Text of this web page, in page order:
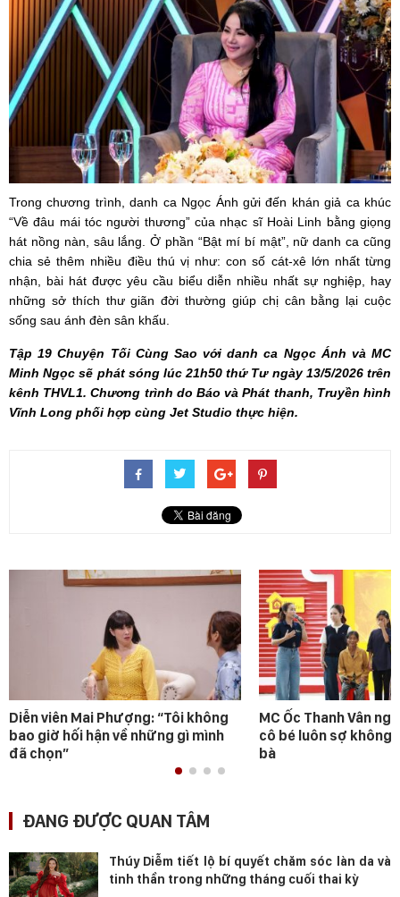
Trong chương trình, danh ca Ngọc Ánh gửi đến khán giả ca khúc
“Về đâu mái tóc người thương” của nhạc sĩ Hoài Linh bằng giọng
hát nồng nàn, sâu lắng. Ở phần “Bật mí bí mật”, nữ danh ca cũng
chia sẻ thêm nhiều điều thú vị như: con số cát-xê lớn nhất từng
nhận, bài hát được yêu cầu biểu diễn nhiều nhất sự nghiệp, hay
những sở thích thư giãn đời thường giúp chị cân bằng lại cuộc
sống sau ánh đèn sân khấu.
Tập 19 Chuyện Tối Cùng Sao với danh ca Ngọc Ánh và MC
Minh Ngọc sẽ phát sóng lúc 21h50 thứ Tư ngày 13/5/2026 trên
kênh THVL1. Chương trình do Báo và Phát thanh, Truyền hình
Vĩnh Long phối hợp cùng Jet Studio thực hiện.
Diễn viên Mai Phượng: “Tôi không
bao giờ hối hận về những gì mình
đã chọn”
MC Ốc Thanh Vân
cô bé luôn sợ không
bà
ĐANG ĐƯỢC QUAN TÂM
Thúy Diễm tiết lộ bí quyết chăm sóc làn da và
tinh thần trong những tháng cuối thai kỳ